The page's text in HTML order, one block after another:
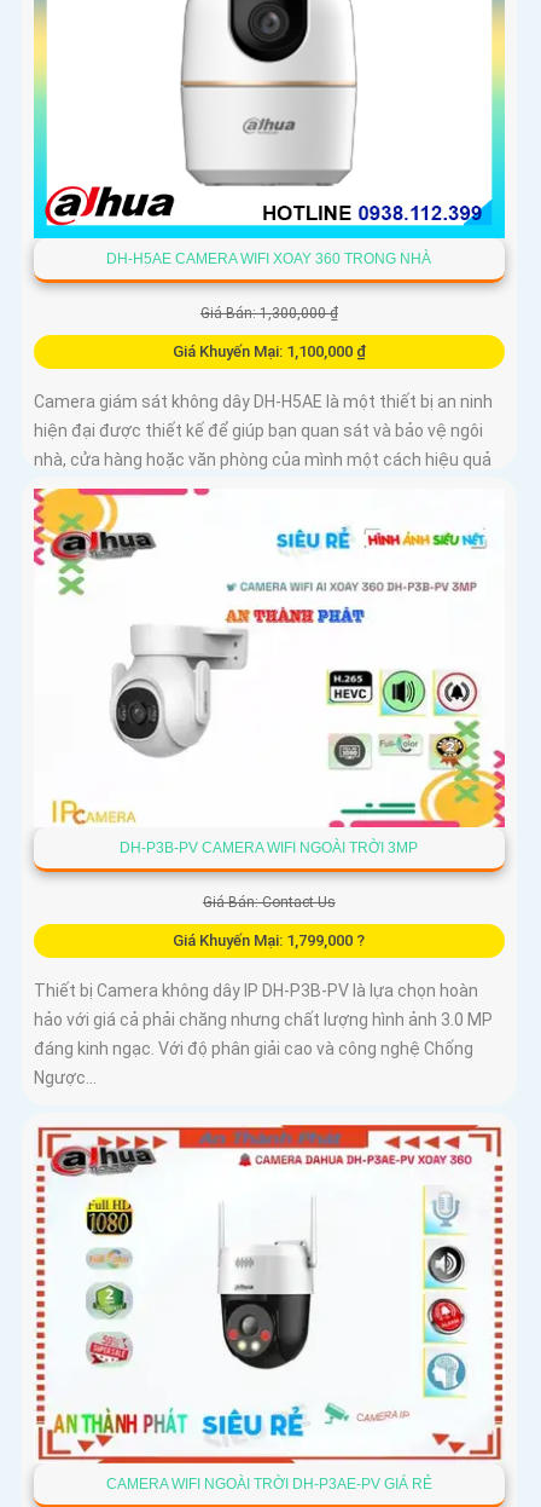
DH-H5AE CAMERA WIFI XOAY 360 TRONG NHÀ
Giá Bán: 1,300,000 ₫
Giá Khuyến Mại: 1,100,000 ₫
Camera giám sát không dây DH-H5AE là một thiết bị an ninh
hiện đại được thiết kế để giúp bạn quan sát và bảo vệ ngôi
nhà, cửa hàng hoặc văn phòng của mình một cách hiệu quả
DH-P3B-PV CAMERA WIFI NGOÀI TRỜI 3MP
Giá Bán: Contact Us
Giá Khuyến Mại: 1,799,000 ?
Thiết bị Camera không dây IP DH-P3B-PV là lựa chọn hoàn
hảo với giá cả phải chăng nhưng chất lượng hình ảnh 3.0 MP
đáng kinh ngạc. Với độ phân giải cao và công nghệ Chống
Ngược...
CAMERA WIFI NGOÀI TRỜI DH-P3AE-PV GIÁ RẺ